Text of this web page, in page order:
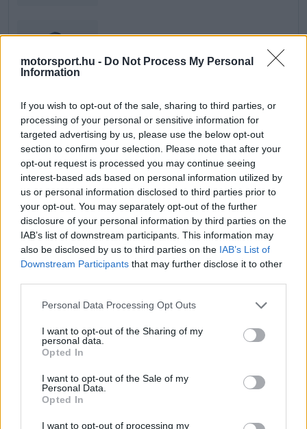
motorsport.hu - Do Not Process My Personal
Information
If you wish to opt-out of the sale, sharing to third parties, or
processing of your personal or sensitive information for
targeted advertising by us, please use the below opt-out
section to confirm your selection. Please note that after your
opt-out request is processed you may continue seeing
interest-based ads based on personal information utilized by
us or personal information disclosed to third parties prior to
your opt-out. You may separately opt-out of the further
disclosure of your personal information by third parties on the
IAB’s list of downstream participants. This information may
also be disclosed by us to third parties on the IAB’s List of
Downstream Participants that may further disclose it to other
Please note that this website/app uses one or more Google
not limited to your visit or usage behaviour. You may click to
grant or deny consent to Google and its third-party tags to
use your data for below specified purposes in below Google
consent section.
Personal Data Processing Opt Outs
I want to opt-out of the Sharing of my
personal data.
Opted In
I want to opt-out of the Sale of my
Personal Data.
Opted In
I want to opt-out of processing my
Mindent boríthat Verstappen
esetleges érkezése a McLarennél
Nico Hülkenberg állította fel az első komolyabb
mércét 1:23.473-mal, amit hamarosan Verstappen
is megfutott. Fernando Alonso kevesebb mint egy
tizeddel maradt el tőle, Norris pedig csak az
ötödik helyre tudta beverekedni magát. Oliver
Bearman is felvillant, 1:23.254-es idejét azonban
George Russell hét ezreddel megjavította. Oscar
Piastri szintén közel került hozzájuk, mindössze
nyolc ezreddel maradt el a Mercedes pilótájától.
Hat perccel a vége előtt Leclerc még a 18. helyen
autó hét tizeden belül volt. Végül Piastri egy erős,
1:22.605-ös kört rakott össze, míg Norris